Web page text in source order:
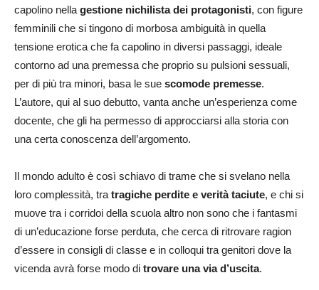
capolino nella gestione nichilista dei protagonisti, con figure
femminili che si tingono di morbosa ambiguità in quella
tensione erotica che fa capolino in diversi passaggi, ideale
contorno ad una premessa che proprio su pulsioni sessuali,
per di più tra minori, basa le sue scomode premesse.
L’autore, qui al suo debutto, vanta anche un’esperienza come
docente, che gli ha permesso di approcciarsi alla storia con
una certa conoscenza dell’argomento.
Il mondo adulto è così schiavo di trame che si svelano nella
loro complessità, tra tragiche perdite e verità taciute, e chi si
muove tra i corridoi della scuola altro non sono che i fantasmi
di un’educazione forse perduta, che cerca di ritrovare ragion
d’essere in consigli di classe e in colloqui tra genitori dove la
vicenda avrà forse modo di trovare una via d’uscita.